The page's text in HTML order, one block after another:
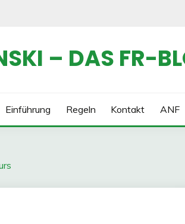
– DAS FR-
Einführung Regeln Kontakt ANF